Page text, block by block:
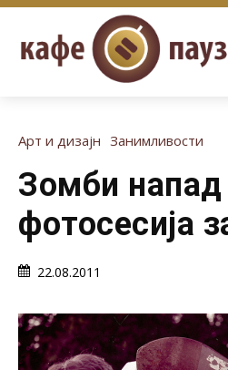
Арт и дизајн Занимливости
Зомби напад
фотосесија
22.08.2011